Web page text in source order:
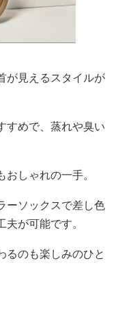
が見えるスタイルが
すめで、蒸れや臭い
しゃれの一手。
ーソックスで差し色
が可能です。
るのも楽しみのひと